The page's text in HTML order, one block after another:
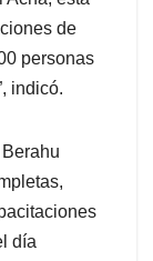
de
personas
indicó.
día